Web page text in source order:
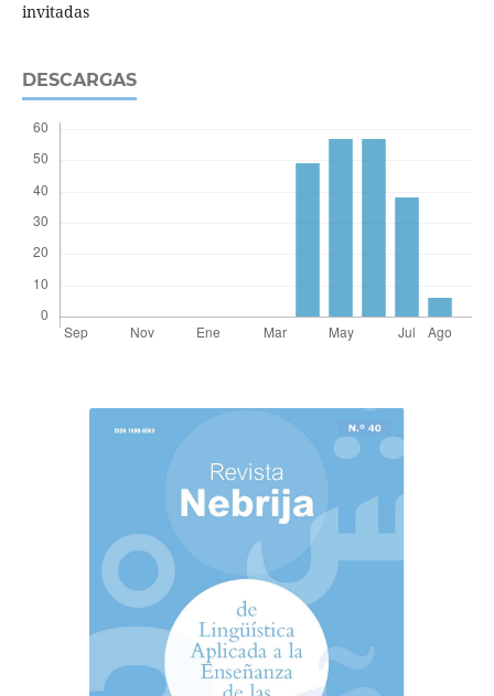
invitadas
DESCARGAS